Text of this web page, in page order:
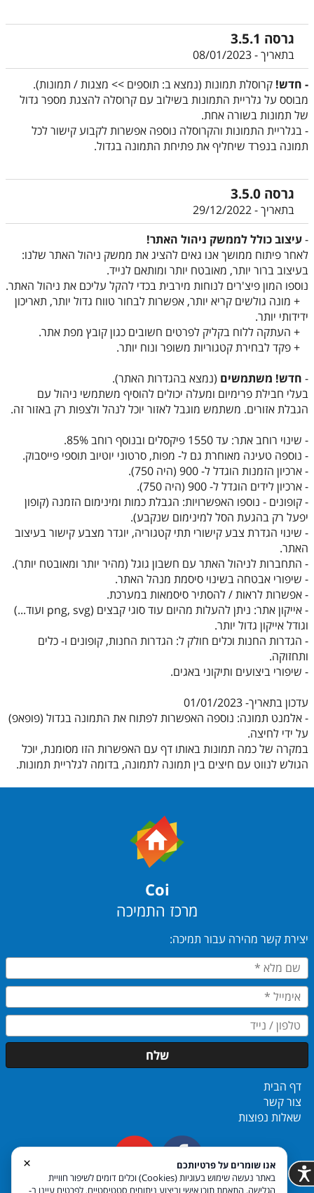
גרסה 3.5.1
בתאריך - 08/01/2023
- חדש! קרוסלת תמונות (נמצא ב: תוספים >> מצגות / תמונות).
מבוסס על גלריית התמונות בשילוב עם קרוסלה להצגת מספר גדול
של תמונות בשורה אחת.
- בגלריית התמונות והקרוסלה נוספה אפשרות לקבוע קישור לכל
תמונה בנפרד שיחליף את פתיחת התמונה בגדול.
גרסה 3.5.0
בתאריך - 29/12/2022
-עיצוב כולל לממשק ניהול האתר!
לאחר פיתוח ממושך אנו גאים להציג את ממשק ניהול האתר שלנו:
בעיצוב ברור יותר, מאובטח יותר ומותאם לנייד.
נוספו המון פיצ'רים לנוחות מירבית בכדי להקל עליכם את ניהול האתר.
+ מונה גולשים קריא יותר, אפשרות לבחור טווח גדול יותר, תאריכון
ידידותי יותר.
+ העתקה ללוח בקליק לפרטים חשובים כגון קובץ מפת אתר.
+ פקד לבחירת קטגוריות משופר ונוח יותר.
- חדש! משתמשים (נמצא בהגדרות האתר).
בעלי חבילת פרימיום ומעלה יכולים להוסיף משתמשי ניהול עם
הגבלת אזורים. משתמש מוגבל לאזור יוכל לנהל ולצפות רק באזור זה.
- שינוי רוחב אתר: עד 1550 פיקסלים ובנוסף רוחב 85%.
- נוספה טעינה מאוחרת גם ל- מפות, סרטוני יוטיוב תוספי פייסבוק.
- ארכיון הזמנות הוגדל ל- 900 (היה 750).
- ארכיון לידים הוגדל ל- 900 (היה 750).
- קופונים - נוספו האפשרויות: הגבלת כמות ומינימום הזמנה (קופון
יפעל רק בהגעת הסל למינימום שנקבע).
- שינוי הגדרת צבע קישורי תתי קטגוריה, יוגדר מצבע קישור בעיצוב
האתר.
- התחברות לניהול האתר עם חשבון גוגל (מהיר יותר ומאובטח יותר).
- שיפורי אבטחה בשינוי סיסמת מנהל האתר.
- אפשרות לראות / להסתיר סיסמאות במערכת.
- אייקון אתר: ניתן להעלות מהיום עוד סוגי קבצים (png, svg ועוד...)
וגודל אייקון גדול יותר.
- הגדרות החנות וכלים חולק ל: הגדרות החנות, קופונים ו- כלים
ותחזוקה.
- שיפורי ביצועים ותיקוני באגים.
עדכון בתאריך- 01/01/2023
- אלמנט תמונה: נוספה האפשרות לפתוח את התמונה בגדול (פופאפ)
על ידי לחיצה.
במקרה של כמה תמונות באותו דף עם האפשרות הזו מסומנת, יוכל
הגולש לנווט עם חיצים בין תמונה לתמונה, בדומה לגלריית תמונות.
Coi
מרכז התמיכה
יצירת קשר מהירה עבור תמיכה:
שלח
דף הבית
צור קשר
שאלות נפוצות
×
אנו שומרים על פרטיותכם
באתר נעשה שימוש בעוגיות (Cookies) וכלים דומים לשיפור חוויית
הגלישה, התאמת תוכן אישי וביצוע ניתוחים סטטיסטיים. לפרטים עיינו ב-